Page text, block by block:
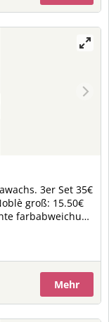
Set 35€
groß: 15.50€
farbabweichung
Mehr